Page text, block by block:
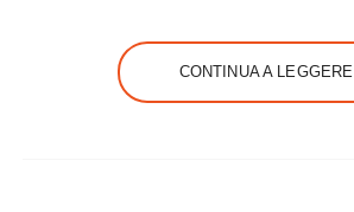
CONTINUA A LEGGERE